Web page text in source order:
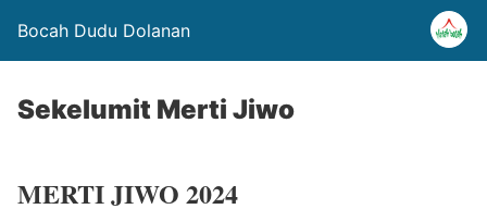
Bocah Dudu Dolanan
Sekelumit Merti Jiwo
MERTI JIWO 2024